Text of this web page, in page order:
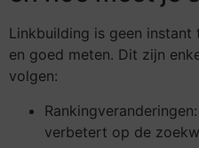
Linkbuilding is geen
en goed meten. Dit zijn
volgen:
verbetert op de